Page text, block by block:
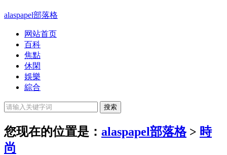
alaspapel部落格
网站首页
百科
焦點
休閑
娛樂
綜合
您现在的位置是： alaspapel部落格> 時
尚